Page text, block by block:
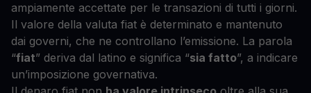
ampiamente accettate per le transazioni di tutti i giorni.
Il valore della valuta fiat è determinato e mantenuto
dai governi, che ne controllano l’emissione. La parola
“fiat” deriva dal latino e significa “sia fatto”, a indicare
un’imposizione governativa.